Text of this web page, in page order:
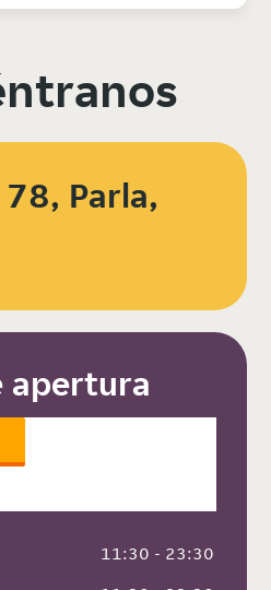
78, Parla,
apertura
11:30 - 23:30